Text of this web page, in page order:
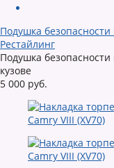
Подушка безопасности
Рестайлинг
Подушка
кузове
5 000 руб.